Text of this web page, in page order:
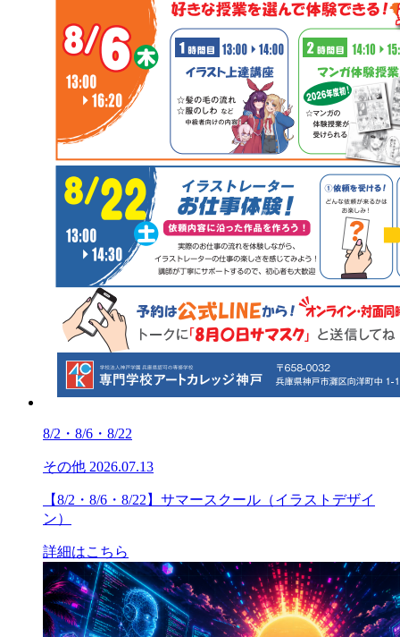
8/2・8/6・8/22
その他 2026.07.13
【8/2・8/6・8/22】サマースクール（イラストデザイ
ン）
詳細はこちら